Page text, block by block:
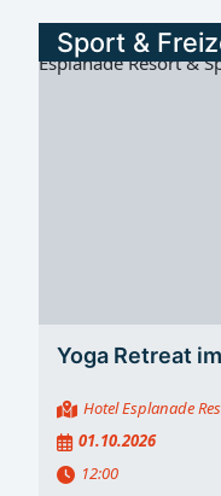
Sport &
Yoga Retreat
Hotel Esplanade
01.10.2026
12:00